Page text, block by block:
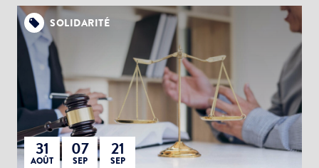
SOLIDARITÉ
31
AOÛT
07
SEP
21
SEP